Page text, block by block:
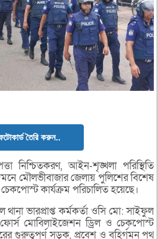
তৈরি করুন..
নিশ্চিতকরণ, আইন-শৃঙ্খলা পরিস্থিতি
মৌলভীবাজার জেলায় পুলিশের বিশেষ
কার্যক্রম পরিচালিত হয়েছে।
ভারপ্রাপ্ত কর্মকর্তা ওসি মো: সাইফুল
মোবিলাইজেশন ড্রিল ও চেকপোস্ট
গুরুত্বপূর্ণ সড়ক, প্রবেশ ও বহির্গমন পথ